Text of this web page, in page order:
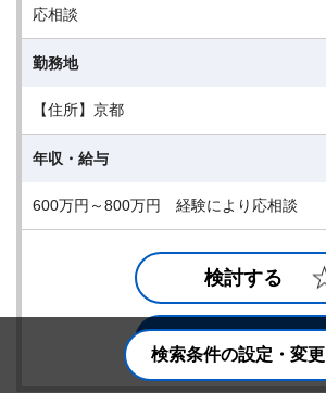
応相談
勤務地
【住所】京都
年収・給与
600万円～800万円 経験により応相談
検討する
詳細を見る
検索条件の設定・変更